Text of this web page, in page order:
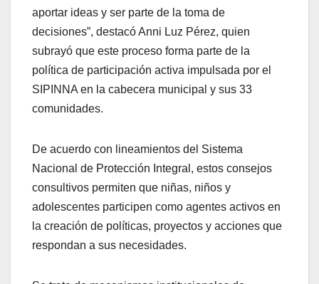
aportar ideas y ser parte de la toma de
decisiones”, destacó Anni Luz Pérez, quien
subrayó que este proceso forma parte de la
política de participación activa impulsada por el
SIPINNA en la cabecera municipal y sus 33
comunidades.
De acuerdo con lineamientos del Sistema
Nacional de Protección Integral, estos consejos
consultivos permiten que niñas, niños y
adolescentes participen como agentes activos en
la creación de políticas, proyectos y acciones que
respondan a sus necesidades.